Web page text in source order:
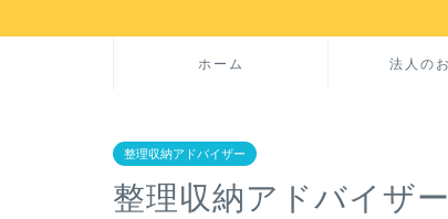
ホーム 法人の
整理収納アドバイザー
整理収納アドバイザ